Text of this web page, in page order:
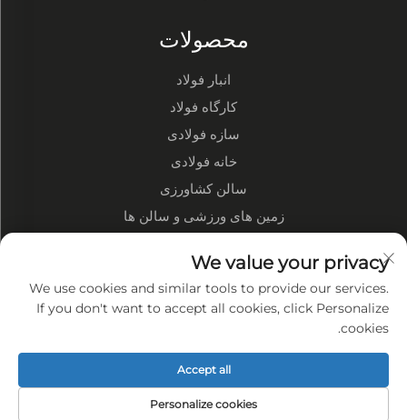
محصولات
انبار فولاد
کارگاه فولاد
سازه فولادی
خانه فولادی
سالن کشاورزی
زمین های ورزشی و سالن ها
درباره شرکت
مشخصات شرکت
سیاست حریم خصوصی
We value your privacy
We use cookies and similar tools to provide our services.
If you don't want to accept all cookies, click Personalize
cookies.
Personalize cookies
Accept all